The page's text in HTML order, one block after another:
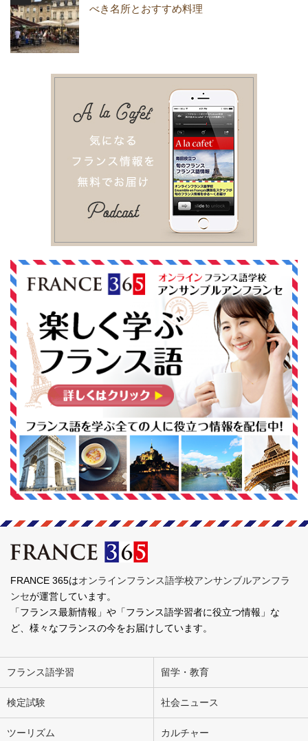
べき名所とおすすめ料理
FRANCE 365はオンラインフランス語学校アンサンブルアンフラ
ンセが運営しています。
「フランス最新情報」や「フランス語学習者に役立つ情報」な
ど、様々なフランスの今をお届けしています。
フランス語学習 留学・教育
検定試験 社会ニュース
ツーリズム カルチャー